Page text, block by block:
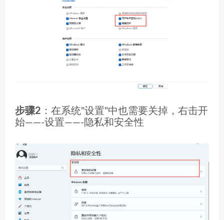
步骤2 ：在系统"设置"中也需要关掉，右击开
始——-设置——-隐私和安全性